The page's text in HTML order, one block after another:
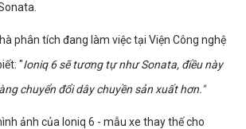
phân tích đang làm việc tại Viện Công nghệ
"Ioniq 6 sẽ tương tự như Sonata, điều này
chuyển đổi dây chuyền sản xuất hơn."
ảnh của Ioniq 6 - mẫu xe thay thế cho